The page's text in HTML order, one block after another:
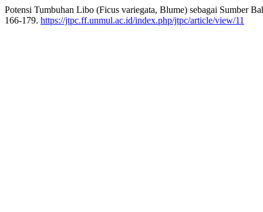
Potensi Tumbuhan Libo (Ficus variegata, Blume) sebagai Sumber
166-179. https://jtpc.ff.unmul.ac.id/index.php/jtpc/article/view/11